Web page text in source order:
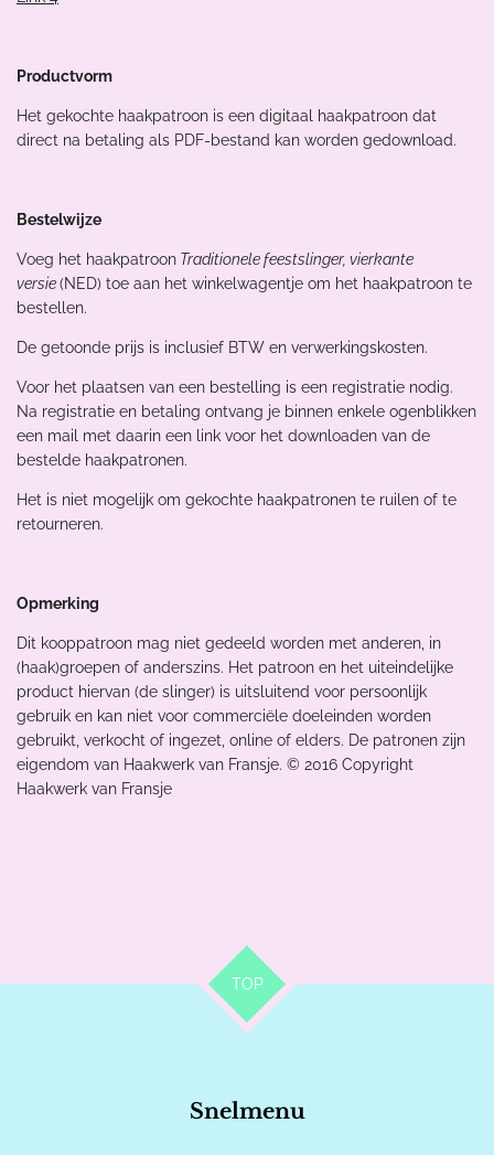
Productvorm
Het gekochte haakpatroon is een digitaal haakpatroon dat
direct na betaling als PDF-bestand kan worden gedownload.
Bestelwijze
Voeg het haakpatroon Traditionele feestslinger, vierkante
versie(NED) toe aan het winkelwagentje om het haakpatroon te
bestellen.
De getoonde prijs is inclusief BTW en verwerkingskosten.
Voor het plaatsen van een bestelling is een registratie nodig.
Na registratie en betaling ontvang je binnen enkele ogenblikken
een mail met daarin een link voor het downloaden van de
bestelde haakpatronen.
Het is niet mogelijk om gekochte haakpatronen te ruilen of te
retourneren.
Opmerking
Dit kooppatroon mag niet gedeeld worden met anderen, in
(haak)groepen of anderszins. Het patroon en het uiteindelijke
product hiervan (de slinger) is uitsluitend voor persoonlijk
gebruik en kan niet voor commerciële doeleinden worden
gebruikt, verkocht of ingezet, online of elders. De patronen zijn
eigendom van Haakwerk van Fransje. ©️ 2016 Copyright
Haakwerk van Fransje
TOP
Snelmenu